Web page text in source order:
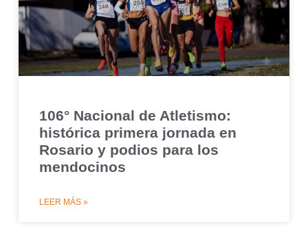
106° Nacional de Atletismo:
histórica primera jornada en
Rosario y podios para los
mendocinos
LEER MÁS »